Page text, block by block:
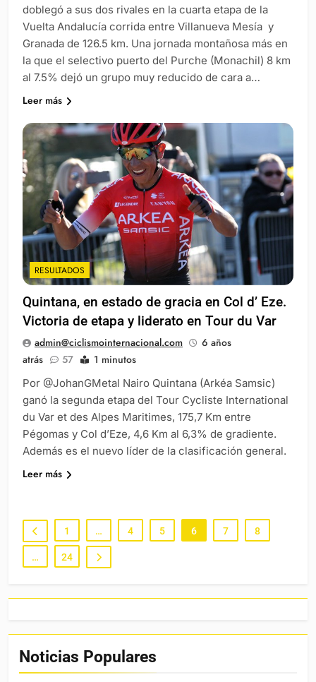
doblegó a sus dos rivales en la cuarta etapa de la
Vuelta Andalucía corrida entre Villanueva Mesía y
Granada de 126.5 km. Una jornada montañosa más en
la que el selectivo puerto del Purche (Monachil) 8 km
al 7.5% dejó un grupo muy reducido de cara a…
Leer más
RESULTADOS
Quintana, en estado de gracia en Col d’ Eze.
Victoria de etapa y liderato en Tour du Var
admin@ciclismointernacional.com
6 años
atrás
57 1 minutos
Por @JohanGMetal Nairo Quintana (Arkéa Samsic)
ganó la segunda etapa del Tour Cycliste International
du Var et des Alpes Maritimes, 175,7 Km entre
Pégomas y Col d’Eze, 4,6 Km al 6,3% de gradiente.
Además es el nuevo líder de la clasificación general.
Leer más
1 … 4 5 6 7 8
… 24
Noticias Populares